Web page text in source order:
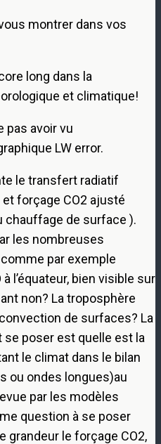
montrer dans vos
long dans la
et climatique!
pas avoir vu
LW error.
le transfert radiatif
forçage CO2 ajusté
chauffage de surface ).
les nombreuses
par exemple
à l’équateur, bien visible sur
non? La troposphère
de surfaces? La
se poser est quelle est la
le climat dans le bilan
ou ondes longues)au
par les modèles
question à se poser
grandeur le forçage CO2,